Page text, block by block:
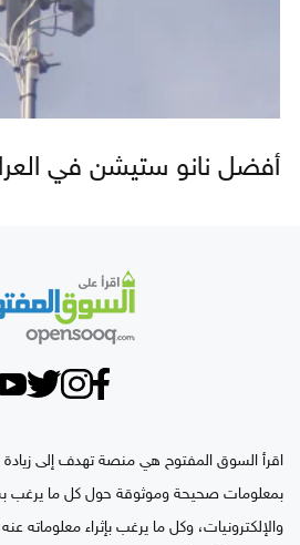
أفضل نانو ستيشن في
اقرأ السوق المفتوح هي منصة تهدف إلى زيادة
بمعلومات صحيحة وموثوقة حول كل ما يرغب
والإلكترونيات، وكل ما يرغب بإثراء